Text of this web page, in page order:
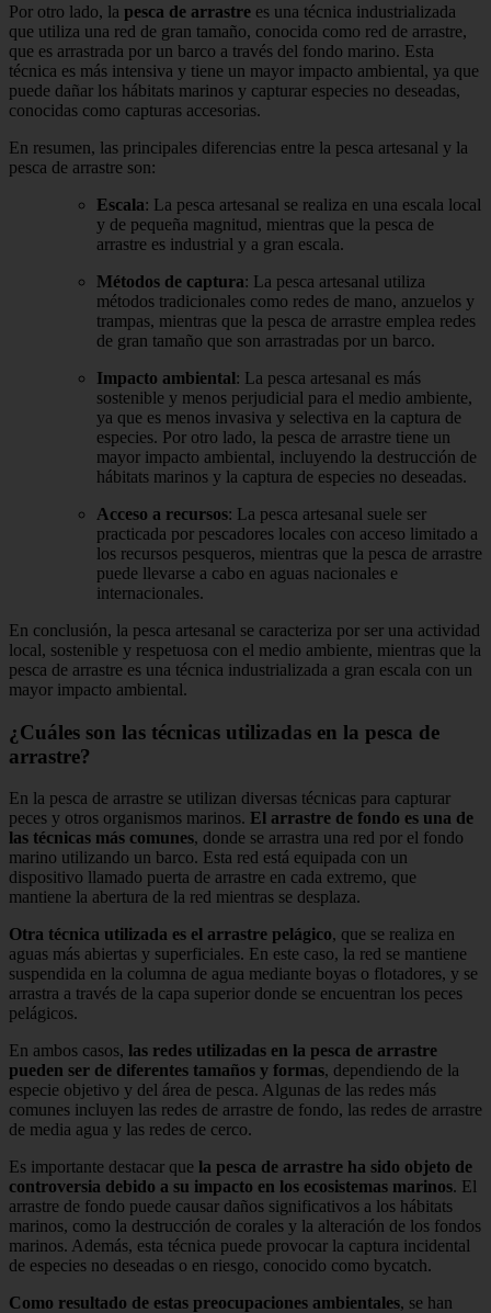
Por otro lado, la pesca de arrastre es una técnica industrializada
que utiliza una red de gran tamaño, conocida como red de arrastre,
que es arrastrada por un barco a través del fondo marino. Esta
técnica es más intensiva y tiene un mayor impacto ambiental, ya que
puede dañar los hábitats marinos y capturar especies no deseadas,
conocidas como capturas accesorias.
En resumen, las principales diferencias entre la pesca artesanal y la
pesca de arrastre son:
Escala: La pesca artesanal se realiza en una escala local
y de pequeña magnitud, mientras que la pesca de
arrastre es industrial y a gran escala.
Métodos de captura: La pesca artesanal utiliza
métodos tradicionales como redes de mano, anzuelos y
trampas, mientras que la pesca de arrastre emplea redes
de gran tamaño que son arrastradas por un barco.
Impacto ambiental: La pesca artesanal es más
sostenible y menos perjudicial para el medio ambiente,
ya que es menos invasiva y selectiva en la captura de
especies. Por otro lado, la pesca de arrastre tiene un
mayor impacto ambiental, incluyendo la destrucción de
hábitats marinos y la captura de especies no deseadas.
Acceso a recursos: La pesca artesanal suele ser
practicada por pescadores locales con acceso limitado a
los recursos pesqueros, mientras que la pesca de arrastre
puede llevarse a cabo en aguas nacionales e
internacionales.
En conclusión, la pesca artesanal se caracteriza por ser una actividad
local, sostenible y respetuosa con el medio ambiente, mientras que la
pesca de arrastre es una técnica industrializada a gran escala con un
mayor impacto ambiental.
¿Cuáles son las técnicas utilizadas en la pesca de
arrastre?
En la pesca de arrastre se utilizan diversas técnicas para capturar
peces y otros organismos marinos. El arrastre de fondo es una de
las técnicas más comunes, donde se arrastra una red por el fondo
marino utilizando un barco. Esta red está equipada con un
dispositivo llamado puerta de arrastre en cada extremo, que
mantiene la abertura de la red mientras se desplaza.
Otra técnica utilizada es el arrastre pelágico, que se realiza en
aguas más abiertas y superficiales. En este caso, la red se mantiene
suspendida en la columna de agua mediante boyas o flotadores, y se
arrastra a través de la capa superior donde se encuentran los peces
pelágicos.
En ambos casos, las redes utilizadas en la pesca de arrastre
pueden ser de diferentes tamaños y formas, dependiendo de la
especie objetivo y del área de pesca. Algunas de las redes más
comunes incluyen las redes de arrastre de fondo, las redes de arrastre
de media agua y las redes de cerco.
Es importante destacar que la pesca de arrastre ha sido objeto de
controversia debido a su impacto en los ecosistemas marinos. El
arrastre de fondo puede causar daños significativos a los hábitats
marinos, como la destrucción de corales y la alteración de los fondos
marinos. Además, esta técnica puede provocar la captura incidental
de especies no deseadas o en riesgo, conocido como bycatch.
Como resultado de estas preocupaciones ambientales, se han